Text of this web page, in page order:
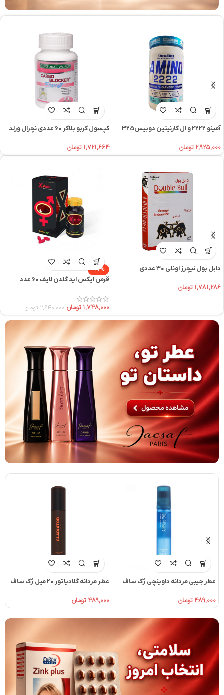
آمینو 2222 و ال کارنیتین دوبیس325
۲,۹۲۵,۰۰۰ تومان
کپسول کربو بلاکر 60 عددی نچرال ورلد
۱,۷۲۱,۶۶۴ تومان
دابل بول نیچرز اونلی ۳۰ عددی
۱,۷۸۱,۲۸۶ تومان
-34%
قرص ایکس اید گلدن لایف 60 عدد
۲,۶۴۰,۰۰۰ تومان ۱,۷۴۸,۰۰۰ تومان
عطر جیبی مردانه داوینچی ژک ساف
۴۸۹,۰۰۰ تومان
عطر مردانه گلادياتور 20 ميل ژک ساف
۴۸۹,۰۰۰ تومان